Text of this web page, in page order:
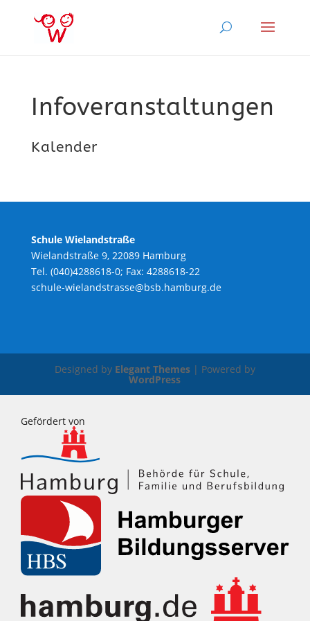
Infoveranstaltungen
Kalender
Schule Wielandstraße
Wielandstraße 9, 22089 Hamburg
Tel. (040)4288618-0; Fax: 4288618-22
schule-wielandstrasse@bsb.hamburg.de
Designed by Elegant Themes| Powered by
WordPress
Gefördert von